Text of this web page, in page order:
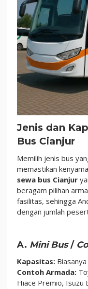
Jenis dan
Bus Cianjur
Memilih jenis bus
memastikan
sewa bus Cianjur
beragam pilihan
fasilitas, sehingga
dengan jumlah
A. Mini Bus/
Kapasitas:
Contoh Armada:
Hiace Premio, Isuzu